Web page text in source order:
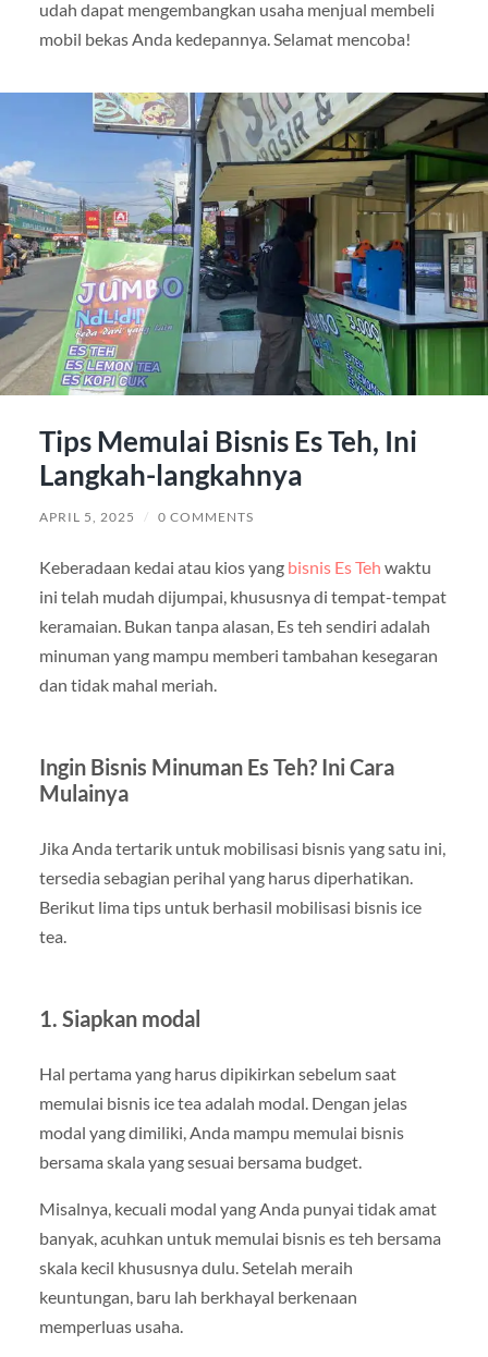
udah dapat mengembangkan usaha menjual membeli
mobil bekas Anda kedepannya. Selamat mencoba!
Tips Memulai Bisnis Es Teh, Ini
Langkah-langkahnya
APRIL 5, 2025 / 0 COMMENTS
Keberadaan kedai atau kios yang bisnis Es Teh waktu
ini telah mudah dijumpai, khususnya di tempat-tempat
keramaian. Bukan tanpa alasan, Es teh sendiri adalah
minuman yang mampu memberi tambahan kesegaran
dan tidak mahal meriah.
Ingin Bisnis Minuman Es Teh? Ini Cara
Mulainya
Jika Anda tertarik untuk mobilisasi bisnis yang satu ini,
tersedia sebagian perihal yang harus diperhatikan.
Berikut lima tips untuk berhasil mobilisasi bisnis ice
tea.
1. Siapkan modal
Hal pertama yang harus dipikirkan sebelum saat
memulai bisnis ice tea adalah modal. Dengan jelas
modal yang dimiliki, Anda mampu memulai bisnis
bersama skala yang sesuai bersama budget.
Misalnya, kecuali modal yang Anda punyai tidak amat
banyak, acuhkan untuk memulai bisnis es teh bersama
skala kecil khususnya dulu. Setelah meraih
keuntungan, baru lah berkhayal berkenaan
memperluas usaha.